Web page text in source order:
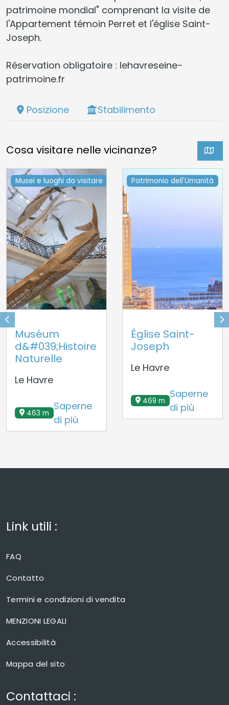
patrimoine mondial" comprenant la visite de
l'Appartement témoin Perret et l'église Saint-
Joseph.
Réservation obligatoire : lehavreseine-
patrimoine.fr
Posizione Stabilimento
Cosa visitare nelle vicinanze?
Musei e luoghi da visitare
Muséum
d&#039;Histoire
Naturelle
Le Havre
463 m
Saperne
di più
Patrimonio dell'Umanità
Église Saint-
Joseph
Le Havre
469 m
Saperne
di più
Link utili :
FAQ
Contatto
Termini e condizioni di vendita
MENZIONI LEGALI
Accessibilità
Mappa del sito
Contattaci :